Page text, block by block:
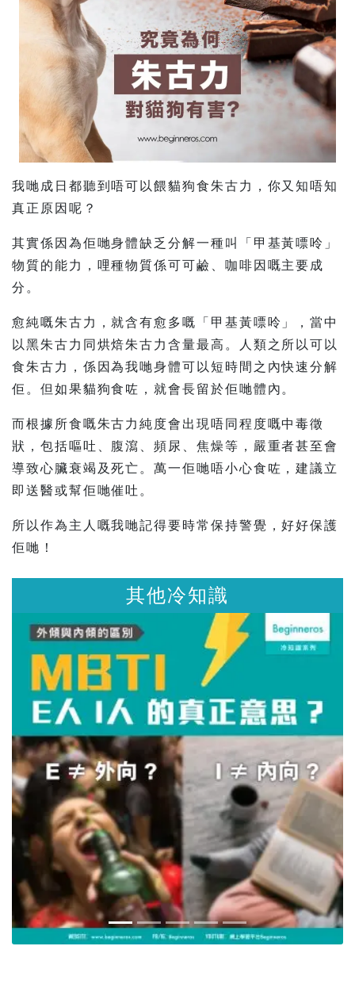
我哋成日都聽到唔可以餵貓狗食朱古力，你又知唔知
真正原因呢？
其實係因為佢哋身體缺乏分解一種叫「甲基黃嘌呤」
物質的能力，哩種物質係可可鹼、咖啡因嘅主要成
分。
愈純嘅朱古力，就含有愈多嘅「甲基黃嘌呤」，當中
以黑朱古力同烘焙朱古力含量最高。人類之所以可以
食朱古力，係因為我哋身體可以短時間之內快速分解
佢。但如果貓狗食咗，就會長留於佢哋體內。
而根據所食嘅朱古力純度會出現唔同程度嘅中毒徵
狀，包括嘔吐、腹瀉、頻尿、焦燥等，嚴重者甚至會
導致心臟衰竭及死亡。萬一佢哋唔小心食咗，建議立
即送醫或幫佢哋催吐。
所以作為主人嘅我哋記得要時常保持警覺，好好保護
佢哋！
其他冷知識